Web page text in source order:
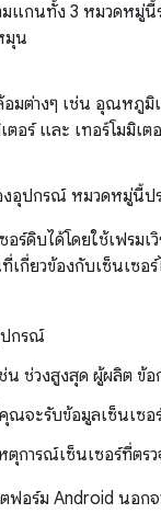
กนทั้ง 3 หมวดหมู่นี้ร
มุน
อมต่างๆ เช่น อุณหภู
อร์ และ เทอร์โมมิเต
อุปกรณ์ หมวดหมู่นี้ป
บได้โดยใช้เฟรมเ
กี่ยวข้องกับเซ็นเซอ
ปกรณ์
น ช่วงสูงสุด ผู้ผลิต ข้
ณจะรับข้อมูลเซ็นเซอ
การณ์เซ็นเซอร์ที่ตร
ร์ม Android นอกจ